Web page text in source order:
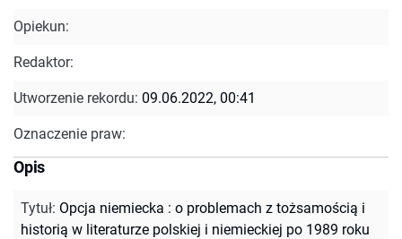
Opiekun:
Redaktor:
Utworzenie rekordu: 09.06.2022, 00:41
Oznaczenie praw:
Opis
Tytuł: Opcja niemiecka : o problemach z tożsamością i
historią w literaturze polskiej i niemieckiej po 1989 roku